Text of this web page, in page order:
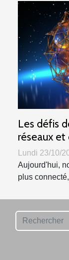
Les défis
réseaux et
Lundi 23/10/
Aujourd'hui,
plus